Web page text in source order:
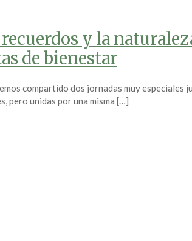
y la
de bienestar
compartido dos jornadas muy
pero unidas por una misma […]